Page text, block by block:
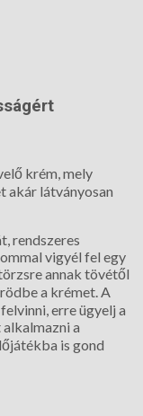
krém, mely
akár látványosan
rendszeres
vigyél fel egy
annak tövétől
a krémet. A
erre ügyelj a
a
is gond